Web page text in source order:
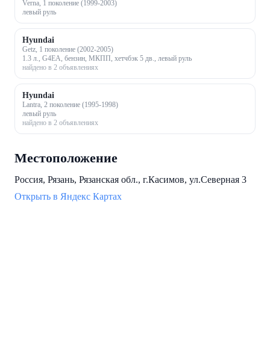
Verna, 1 поколение (1999-2003)
левый руль
Hyundai
Getz, 1 поколение (2002-2005)
1.3 л., G4EA, бензин, МКПП, хетчбэк 5 дв., левый руль
найдено в 2 объявлениях
Hyundai
Lantra, 2 поколение (1995-1998)
левый руль
найдено в 2 объявлениях
Местоположение
Россия, Рязань, Рязанская обл., г.Касимов, ул.Северная 3
Открыть в Яндекс Картах